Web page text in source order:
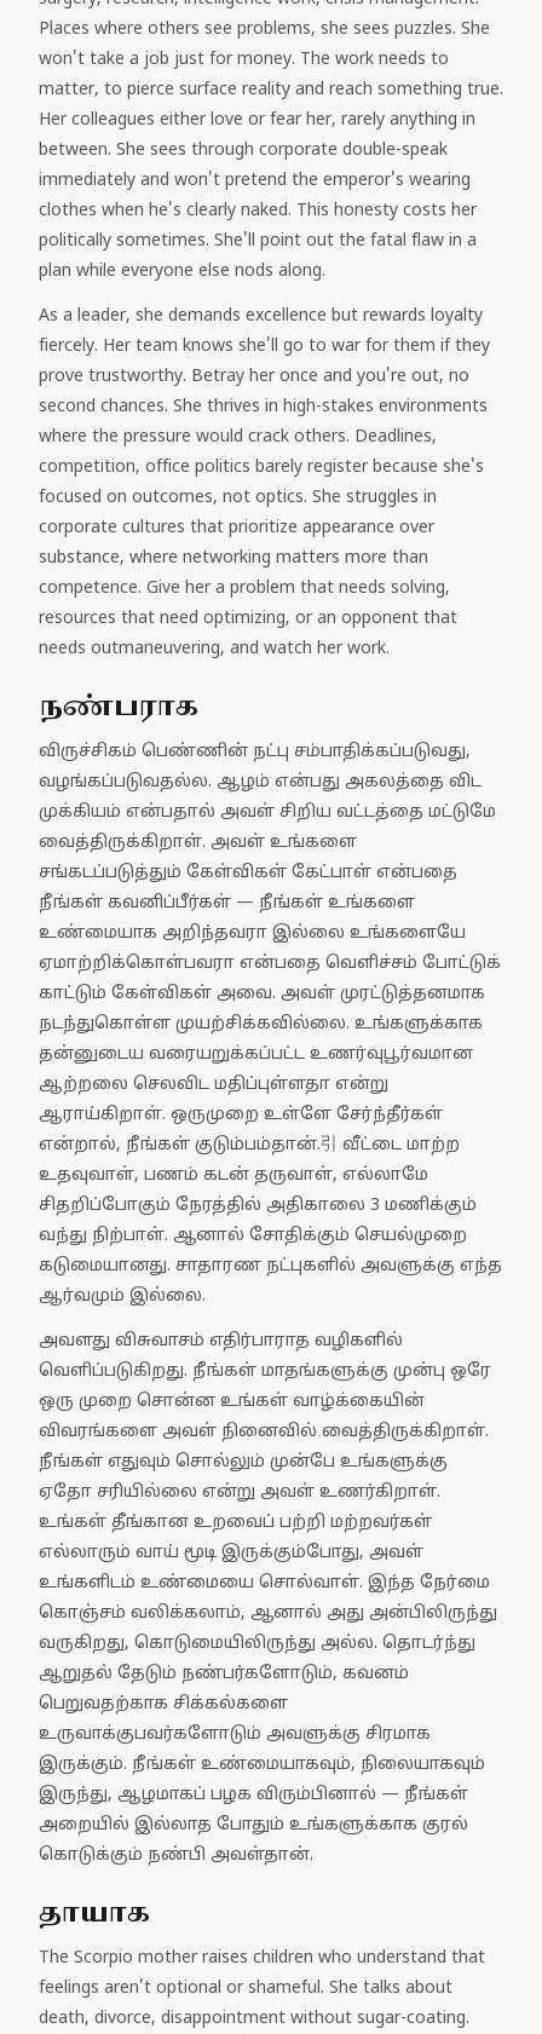
Places where others see problems, she sees puzzles. She
won't take a job just for money. The work needs to
matter, to pierce surface reality and reach something true.
Her colleagues either love or fear her, rarely anything in
between. She sees through corporate double-speak
immediately and won't pretend the emperor's wearing
clothes when he's clearly naked. This honesty costs her
politically sometimes. She'll point out the fatal flaw in a
plan while everyone else nods along.
As a leader, she demands excellence but rewards loyalty
fiercely. Her team knows she'll go to war for them if they
prove trustworthy. Betray her once and you're out, no
second chances. She thrives in high-stakes environments
where the pressure would crack others. Deadlines,
competition, office politics barely register because she's
focused on outcomes, not optics. She struggles in
corporate cultures that prioritize appearance over
substance, where networking matters more than
competence. Give her a problem that needs solving,
resources that need optimizing, or an opponent that
needs outmaneuvering, and watch her work.
நண்பராக
விருச்சிகம் பெண்ணின் நட்பு சம்பாதிக்கப்படுவது,
வழங்கப்படுவதல்ல. ஆழம் என்பது அகலத்தை விட
முக்கியம் என்பதால் அவள் சிறிய வட்டத்தை மட்டுமே
வைத்திருக்கிறாள். அவள் உங்களை
சங்கடப்படுத்தும் கேள்விகள் கேட்பாள் என்பதை
நீங்கள் கவனிப்பீர்கள் — நீங்கள் உங்களை
உண்மையாக அறிந்தவரா இல்லை உங்களையே
ஏமாற்றிக்கொள்பவரா என்பதை வெளிச்சம் போட்டுக்
காட்டும் கேள்விகள் அவை. அவள் முரட்டுத்தனமாக
நடந்துகொள்ள முயற்சிக்கவில்லை. உங்களுக்காக
தன்னுடைய வரையறுக்கப்பட்ட உணர்வுபூர்வமான
ஆற்றலை செலவிட மதிப்புள்ளதா என்று
ஆராய்கிறாள். ஒருமுறை உள்ளே சேர்ந்தீர்கள்
என்றால், நீங்கள் குடும்பம்தான்.引 வீட்டை மாற்ற
உதவுவாள், பணம் கடன் தருவாள், எல்லாமே
சிதறிப்போகும் நேரத்தில் அதிகாலை 3 மணிக்கும்
வந்து நிற்பாள். ஆனால் சோதிக்கும் செயல்முறை
கடுமையானது. சாதாரண நட்புகளில் அவளுக்கு எந்த
ஆர்வமும் இல்லை.
அவளது விசுவாசம் எதிர்பாராத வழிகளில்
வெளிப்படுகிறது. நீங்கள் மாதங்களுக்கு முன்பு ஒரே
ஒரு முறை சொன்ன உங்கள் வாழ்க்கையின்
விவரங்களை அவள் நினைவில் வைத்திருக்கிறாள்.
நீங்கள் எதுவும் சொல்லும் முன்பே உங்களுக்கு
ஏதோ சரியில்லை என்று அவள் உணர்கிறாள்.
உங்கள் தீங்கான உறவைப் பற்றி மற்றவர்கள்
எல்லாரும் வாய் மூடி இருக்கும்போது, அவள்
உங்களிடம் உண்மையை சொல்வாள். இந்த நேர்மை
கொஞ்சம் வலிக்கலாம், ஆனால் அது அன்பிலிருந்து
வருகிறது, கொடுமையிலிருந்து அல்ல. தொடர்ந்து
ஆறுதல் தேடும் நண்பர்களோடும், கவனம்
பெறுவதற்காக சிக்கல்களை
உருவாக்குபவர்களோடும் அவளுக்கு சிரமாக
இருக்கும். நீங்கள் உண்மையாகவும், நிலையாகவும்
இருந்து, ஆழமாகப் பழக விரும்பினால் — நீங்கள்
அறையில் இல்லாத போதும் உங்களுக்காக குரல்
கொடுக்கும் நண்பி அவள்தான்.
தாயாக
The Scorpio mother raises children who understand that
feelings aren't optional or shameful. She talks about
death, divorce, disappointment without sugar-coating.